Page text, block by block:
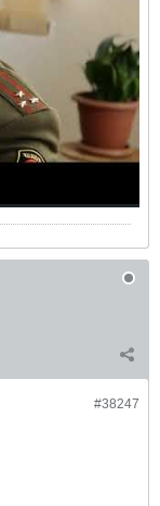
#38247